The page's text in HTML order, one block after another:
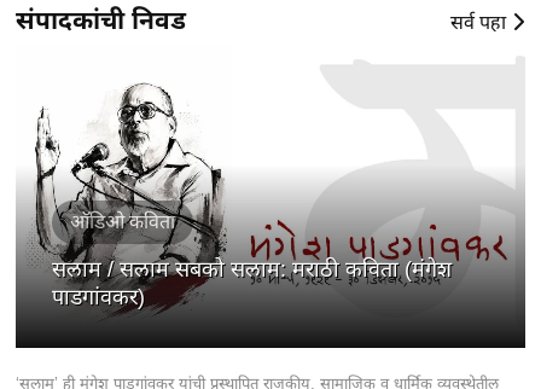
संपादकांची निवड सर्व पहा
ऑडिओ कविता
सलाम / सलाम सबको सलाम: मराठी कविता (मंगेश
पाडगांवकर)
‘सलाम’ ही मंगेश पाडगांवकर यांची प्रस्थापित राजकीय, सामाजिक व धार्मिक व्यवस्थेतील